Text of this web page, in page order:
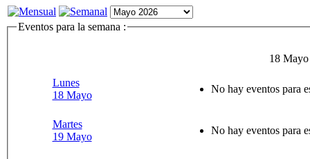
Eventos para la semana :
18
Lunes
18 Mayo
No hay eventos para
Martes
19 Mayo
No hay eventos para